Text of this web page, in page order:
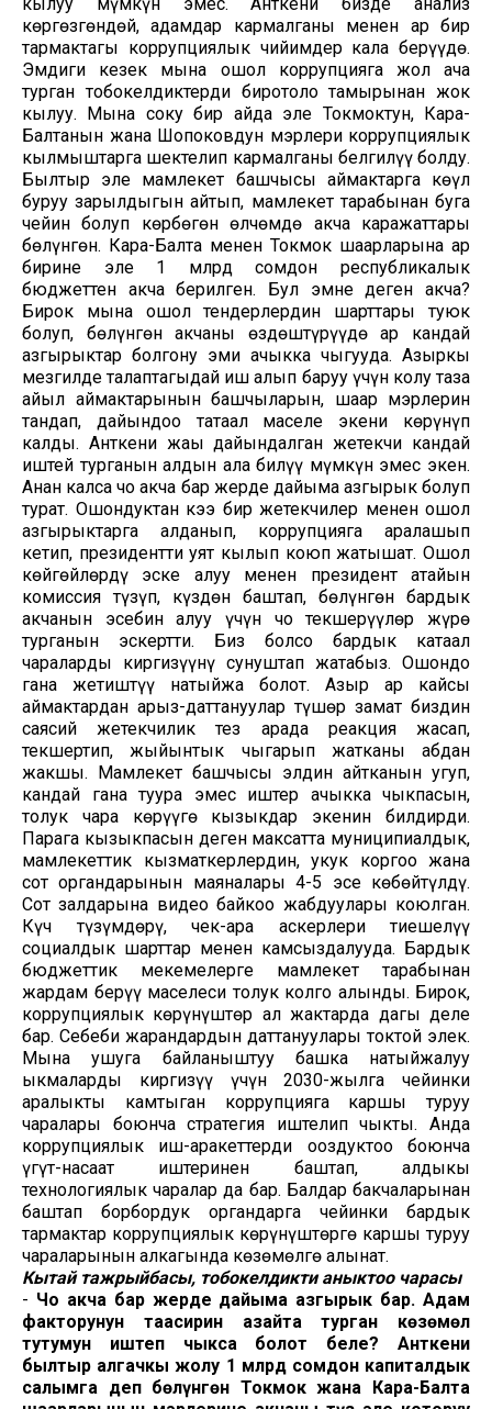
көргөзгөндөй, адамдар кармалганы менен ар бир
тармактагы коррупциялык чийимдер кала берүүдө.
Эмдиги кезек мына ошол коррупцияга жол ача
турган тобокелдиктерди биротоло тамырынан жок
кылуу. Мына соңку бир айда эле Токмоктун, Кара-
Балтанын жана Шопоковдун мэрлери коррупциялык
кылмыштарга шектелип кармалганы белгилүү болду.
Былтыр эле мамлекет башчысы аймактарга көңүл
буруу зарылдыгын айтып, мамлекет тарабынан буга
чейин болуп көрбөгөн өлчөмдө акча каражаттары
бөлүнгөн. Кара-Балта менен Токмок шаарларына ар
бирине эле 1 млрд сомдон республикалык
бюджеттен акча берилген. Бул эмне деген акча?
Бирок мына ошол тендерлердин шарттары туюк
болуп, бөлүнгөн акчаны өздөштүрүүдө ар кандай
азгырыктар болгону эми ачыкка чыгууда. Азыркы
мезгилде талаптагыдай иш алып баруу үчүн колу таза
айыл аймактарынын башчыларын, шаар мэрлерин
тандап, дайындоо татаал маселе экени көрүнүп
калды. Анткени жаңы дайындалган жетекчи кандай
иштей турганын алдын ала билүү мүмкүн эмес экен.
Анан калса чоң акча бар жерде дайыма азгырык болуп
турат. Ошондуктан кээ бир жетекчилер менен ошол
азгырыктарга алданып, коррупцияга аралашып
кетип, президентти уят кылып коюп жатышат. Ошол
көйгөйлөрдү эске алуу менен президент атайын
комиссия түзүп, күздөн баштап, бөлүнгөн бардык
акчанын эсебин алуу үчүн чоң текшерүүлөр жүрө
турганын эскертти. Биз болсо бардык катаал
чараларды киргизүүнү сунуштап жатабыз. Ошондо
гана жетиштүү натыйжа болот. Азыр ар кайсы
аймактардан арыз-даттануулар түшөр замат биздин
саясий жетекчилик тез арада реакция жасап,
текшертип, жыйынтык чыгарып жатканы абдан
жакшы. Мамлекет башчысы элдин айтканын угуп,
кандай гана туура эмес иштер ачыкка чыкпасын,
толук чара көрүүгө кызыкдар экенин билдирди.
Парага кызыкпасын деген максатта муниципиалдык,
мамлекеттик кызматкерлердин, укук коргоо жана
сот органдарынын маяналары 4-5 эсе көбөйтүлдү.
Сот залдарына видео байкоо жабдуулары коюлган.
Күч түзүмдөрү, чек-ара аскерлери тиешелүү
социалдык шарттар менен камсыздалууда. Бардык
бюджеттик мекемелерге мамлекет тарабынан
жардам берүү маселеси толук колго алынды. Бирок,
коррупциялык көрүнүштөр ал жактарда дагы деле
бар. Себеби жарандардын даттануулары токтой элек.
Мына ушуга байланыштуу башка натыйжалуу
ыкмаларды киргизүү үчүн 2030-жылга чейинки
аралыкты камтыган коррупцияга каршы туруу
чаралары боюнча стратегия иштелип чыкты. Анда
коррупциялык иш-аракеттерди ооздуктоо боюнча
үгүт-насаат иштеринен баштап, алдыңкы
технологиялык чаралар да бар. Балдар бакчаларынан
баштап борбордук органдарга чейинки бардык
тармактар коррупциялык көрүнүштөргө каршы туруу
чараларынын алкагында көзөмөлгө алынат.
Кытай тажрыйбасы, тобокелдикти аныктоо чарасы
- Чоң акча бар жерде дайыма азгырык бар. Адам
факторунун таасирин азайта турган көзөмөл
тутумун иштеп чыкса болот беле? Анткени
былтыр алгачкы жолу 1 млрд сомдон капиталдык
салымга деп бөлүнгөн Токмок жана Кара-Балта